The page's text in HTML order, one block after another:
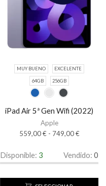
MUY BUENO EXCELENTE
64GB 256GB
iPad Air 5ª Gen Wifi (2022)
Apple
559,00€ - 749,00€
Disponible: 3 Vendido: 0